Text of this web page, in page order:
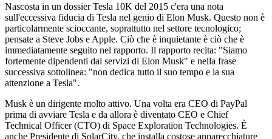
Nascosta in un dossier Tesla 10K del 2015 c'era una nota
sull'eccessiva fiducia di Tesla nel genio di Elon Musk. Questo non è
particolarmente scioccante, soprattutto nel settore tecnologico;
pensate a Steve Jobs e Apple. Ciò che è inquietante è ciò che è
immediatamente seguito nel rapporto. Il rapporto recita: "Siamo
fortemente dipendenti dai servizi di Elon Musk" e nella frase
successiva sottolinea: "non dedica tutto il suo tempo e la sua
attenzione a Tesla".
Musk è un dirigente molto attivo. Una volta era CEO di PayPal
prima di avviare Tesla e da allora è diventato CEO e Chief
Technical Officer (CTO) di Space Exploration Technologies. È
anche Presidente di SolarCity, che installa costose apparecchiature